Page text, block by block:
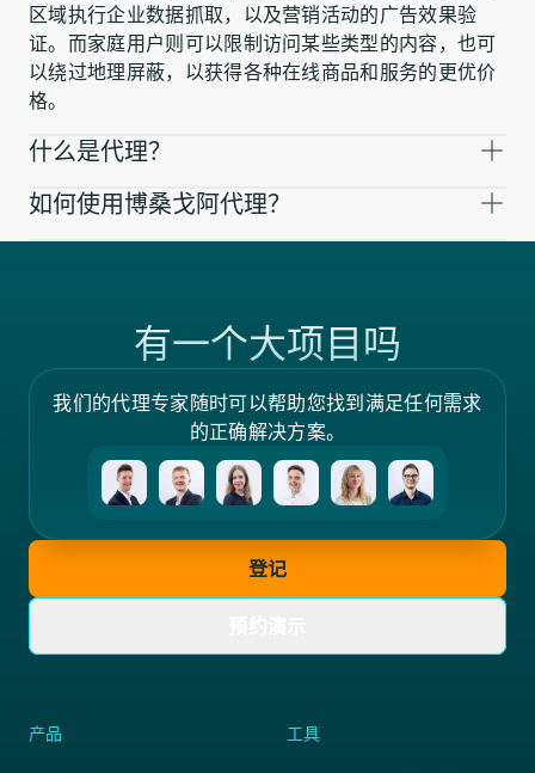
区域执行企业数据抓取，以及营销活动的广告效果验
证。而家庭用户则可以限制访问某些类型的内容，也可
以绕过地理屏蔽，以获得各种在线商品和服务的更优价
格。
什么是代理？
如何使用博桑戈阿代理？
有一个大项目吗
我们的代理专家随时可以帮助您找到满足任何需求
的正确解决方案。
登记
产品 工具